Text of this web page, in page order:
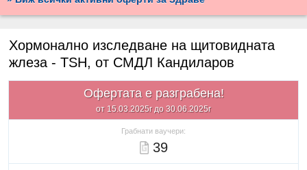
Хормонално изследване на щитовидната
жлеза - TSH, от СМДЛ Кандиларов
Офертата е разграбена!
от 15.03.2025г до 30.06.2025г
Грабнати ваучери:
39